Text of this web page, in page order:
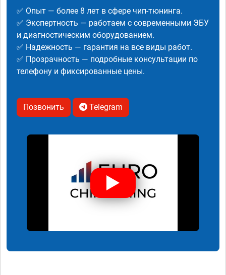
✅ Опыт — более 8 лет в сфере чип-тюнинга.
✅ Экспертность — работаем с современными ЭБУ
и диагностическим оборудованием.
✅ Надежность — гарантия на все виды работ.
✅ Прозрачность — подробные консультации по
телефону и фиксированные цены.
Позвонить Telegram